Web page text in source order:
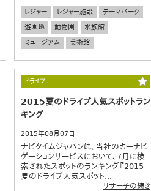
レジャー レジャー施設
テーマパーク
遊園地
動物園
水族館
ミュージアム
美術館
ドライブ
2015夏のドライブ人気スポットラン
キング
2015年08月07日
ナビタイムジャパンは、当社のカーナビ
ゲーションサービスにおいて、7月に検
索されたスポットのランキング『2015
夏のドライブ人気スポット...
リサーチの続き